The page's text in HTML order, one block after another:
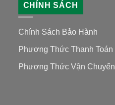
CHÍNH SÁCH
Chính Sách Bảo Hành
Phương Thức Thanh Toán
Phương Thức Vận Chuyển